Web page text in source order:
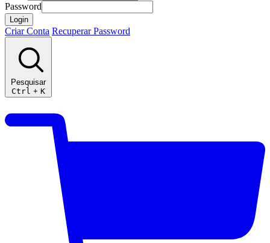
Password
Login
Criar Conta Recuperar Password
Pesquisar
Ctrl + K